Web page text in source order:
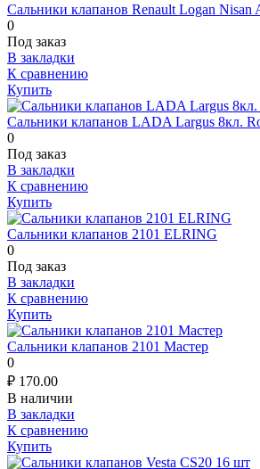
Сальники клапанов Renault Logan Nisan
0
Под заказ
В закладки
К сравнению
Купить
Сальники клапанов LADA Largus 8кл.
0
Под заказ
В закладки
К сравнению
Купить
Сальники клапанов 2101 ELRING
0
Под заказ
В закладки
К сравнению
Купить
Сальники клапанов 2101 Мастер
0
₽ 170.00
В наличии
В закладки
К сравнению
Купить